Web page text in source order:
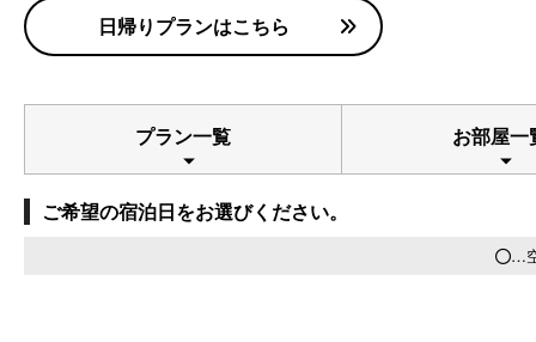
日帰りプランはこちら
プラン一覧 お部屋一
ご希望の宿泊日をお選びください。
…